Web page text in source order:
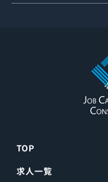
TOP
求人一覧